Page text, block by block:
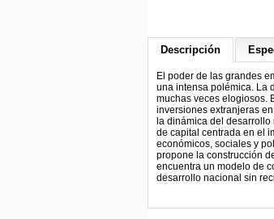
Descripción
El poder de las grandes
una intensa polémica. La
muchas veces elogiosos.
inversiones extranjeras
la dinámica del
de capital centrada en el
económicos, sociales y
propone la construcción
encuentra un modelo de
desarrollo nacional sin